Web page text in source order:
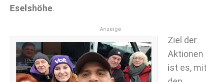
Eselshöhe.
Anzeige
Ziel der
Aktionen
ist es, mit